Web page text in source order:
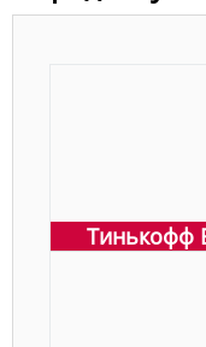
Тинькофф